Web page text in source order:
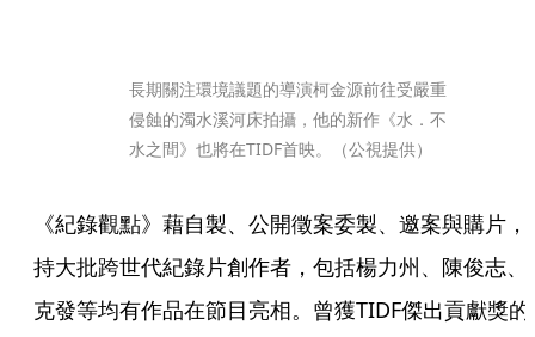
長期關注環境議題的導演柯金源前往受嚴重
侵蝕的濁水溪河床拍攝，他的新作《水．不
水之間》也將在TIDF首映。（公視提供）
《紀錄觀點》藉自製、公開徵案委製、邀案與購片，
持大批跨世代紀錄片創作者，包括楊力州、陳俊志、
克發等均有作品在節目亮相。曾獲TIDF傑出貢獻獎的